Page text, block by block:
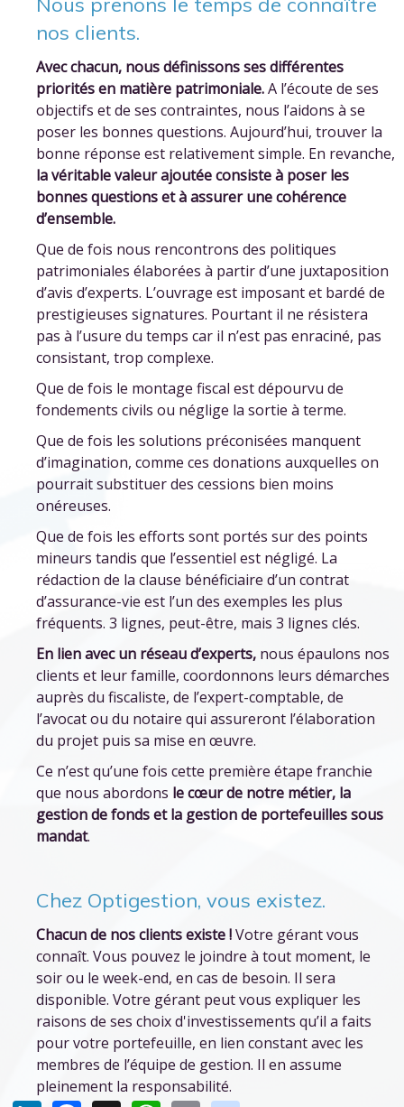
nos clients.
Avec chacun, nous définissons ses différentes
priorités en matière patrimoniale.A l’écoute de ses
objectifs et de ses contraintes, nous l’aidons à se
poser les bonnes questions. Aujourd’hui, trouver la
bonne réponse est relativement simple. En revanche,
la véritable valeur ajoutée consiste à poser les
bonnes questions et à assurer une cohérence
d’ensemble.
Que de fois nous rencontrons des politiques
patrimoniales élaborées à partir d’une juxtaposition
d’avis d’experts. L’ouvrage est imposant et bardé de
prestigieuses signatures. Pourtant il ne résistera
pas à l’usure du temps car il n’est pas enraciné, pas
consistant, trop complexe.
Que de fois le montage fiscal est dépourvu de
fondements civils ou néglige la sortie à terme.
Que de fois les solutions préconisées manquent
d’imagination, comme ces donations auxquelles on
pourrait substituer des cessions bien moins
onéreuses.
Que de fois les efforts sont portés sur des points
mineurs tandis que l’essentiel est négligé. La
rédaction de la clause bénéficiaire d’un contrat
d’assurance-vie est l’un des exemples les plus
fréquents. 3 lignes, peut-être, mais 3 lignes clés.
En lien avec un réseau d’experts, nous épaulons nos
clients et leur famille, coordonnons leurs démarches
auprès du fiscaliste, de l’expert-comptable, de
l’avocat ou du notaire qui assureront l’élaboration
du projet puis sa mise en œuvre.
Ce n’est qu’une fois cette première étape franchie
que nous abordons le cœur de notre métier, la
gestion de fonds et la gestion de portefeuilles sous
mandat.
Chez Optigestion, vous existez.
Chacun de nos clients existe !Votre gérant vous
connaît. Vous pouvez le joindre à tout moment, le
soir ou le week-end, en cas de besoin. Il sera
disponible. Votre gérant peut vous expliquer les
raisons de ses choix d'investissements qu’il a faits
pour votre portefeuille, en lien constant avec les
membres de l’équipe de gestion. Il en assume
pleinement la responsabilité.